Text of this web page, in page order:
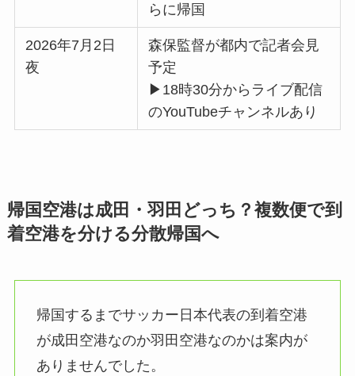
らに帰国
2026年7月2日
夜
森保監督が都内で記者会見
予定
▶18時30分からライブ配信
のYouTubeチャンネルあり
帰国空港は成田・羽田どっち？複数便で到
着空港を分ける分散帰国へ
帰国するまでサッカー日本代表の到着空港
が成田空港なのか羽田空港なのかは案内が
ありませんでした。